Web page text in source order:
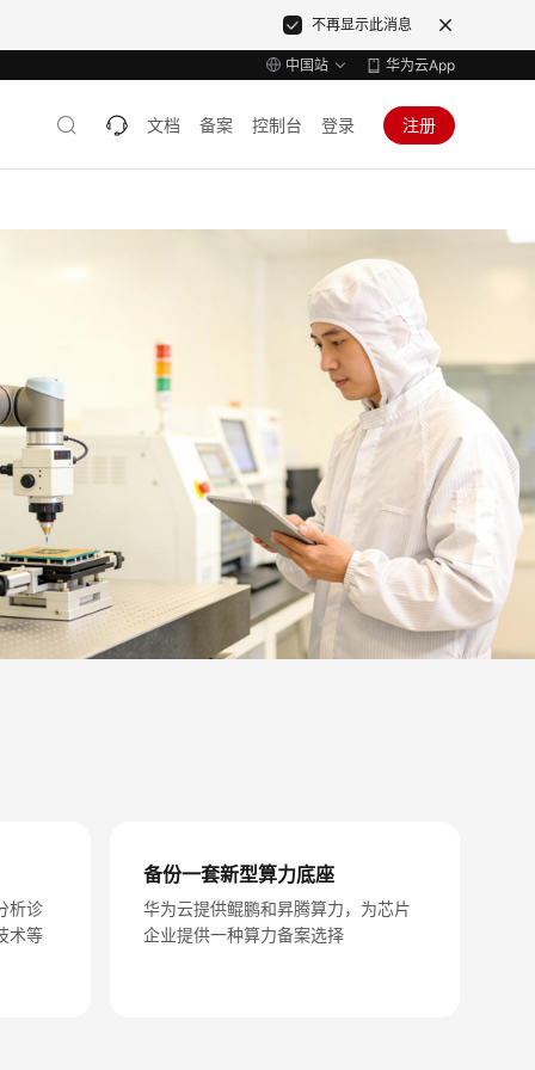
不再显示此消息
中国站 华为云App
文档 备案 控制台 登录 注册
析诊
术等
备份一套新型算力底座
华为云提供鲲鹏和昇腾算力，为芯片
企业提供一种算力备案选择